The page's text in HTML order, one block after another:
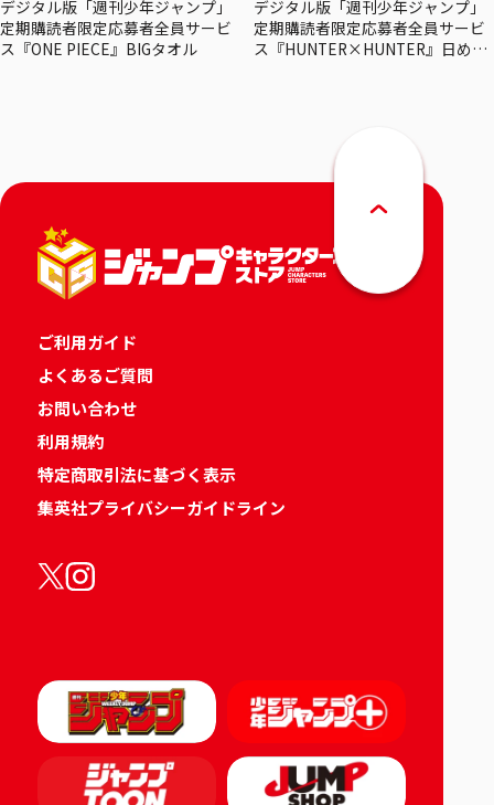
デジタル版「週刊少年ジャンプ」
定期購読者限定応募者全員サービ
ス『ONE PIECE』BIGタオル
デジタル版「週刊少年ジャンプ」
定期購読者限定応募者全員サービ
ス『HUNTER×HUNTER』日めく
ご利用ガイド
よくあるご質問
お問い合わせ
利用規約
特定商取引法に基づく表示
集英社プライバシーガイドライン